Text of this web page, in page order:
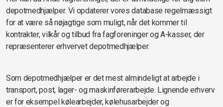
depotmedhjælper. Vi opdaterer vores database regelmæssigt
for at være så nøjagtige som muligt, når det kommer til
kontrakter, vilkår og tilbud fra fagforeninger og A-kasser, der
repræsenterer erhvervet depotmedhjælper.
Som depotmedhjælper er det mest almindeligt at arbejde i
transport, post, lager- og maskinførerarbejde. Lignende erhverv
er for eksempel kølearbejder, kølehusarbejder og